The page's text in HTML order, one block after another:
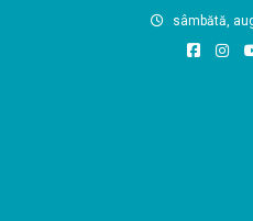
sâmbătă,